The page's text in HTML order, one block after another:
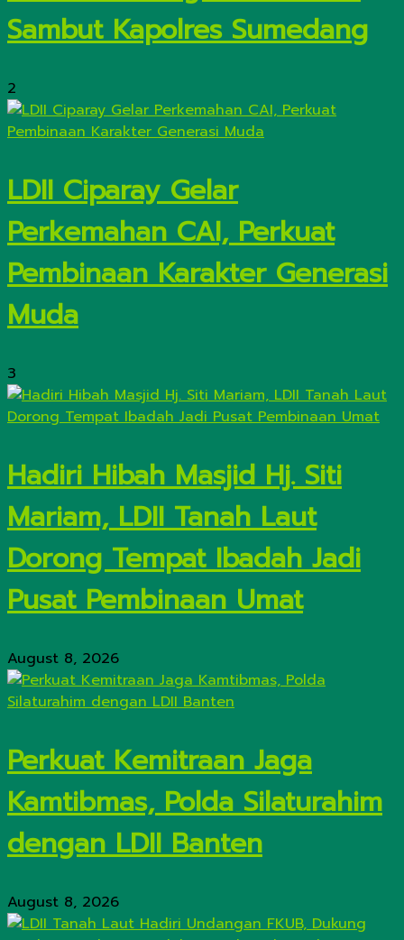
Sambut Kapolres Sumedang
2
LDII Ciparay Gelar
Perkemahan CAI, Perkuat
Pembinaan Karakter Generasi
Muda
3
Hadiri Hibah Masjid Hj. Siti
Mariam, LDII Tanah Laut
Dorong Tempat Ibadah Jadi
Pusat Pembinaan Umat
August 8, 2026
Perkuat Kemitraan Jaga
Kamtibmas, Polda Silaturahim
dengan LDII Banten
August 8, 2026